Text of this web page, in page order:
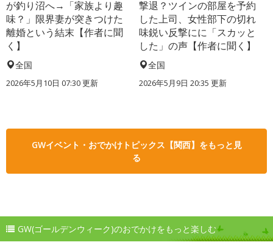
が釣り沼へ→「家族より趣
味？」限界妻が突きつけた
離婚という結末【作者に聞
く】
全国
2026年5月10日 07:30 更新
撃退？ツインの部屋を予約
した上司、女性部下の切れ
味鋭い反撃にに「スカッと
した」の声【作者に聞く】
全国
2026年5月9日 20:35 更新
GWイベント・おでかけトピックス【関西】をもっと見
る
GW(ゴールデンウィーク)のおでかけをもっと楽しむ